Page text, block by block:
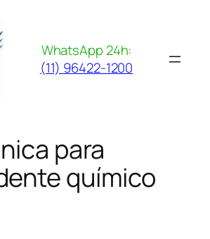
WhatsApp 24h:
(11) 96422-1200
para
químico